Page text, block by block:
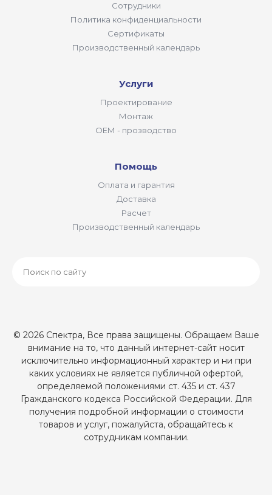
Сотрудники
Политика конфиденциальности
Сертификаты
Производственный календарь
Услуги
Проектирование
Монтаж
ОЕМ - прозводство
Помощь
Оплата и гарантия
Доставка
Расчет
Производственный календарь
© 2026 Спектра, Все права защищены. Обращаем Ваше
внимание на то, что данный интернет-сайт носит
исключительно информационный характер и ни при
каких условиях не является публичной офертой,
определяемой положениями ст. 435 и ст. 437
Гражданского кодекса Российской Федерации. Для
получения подробной информации о стоимости
товаров и услуг, пожалуйста, обращайтесь к
сотрудникам компании.